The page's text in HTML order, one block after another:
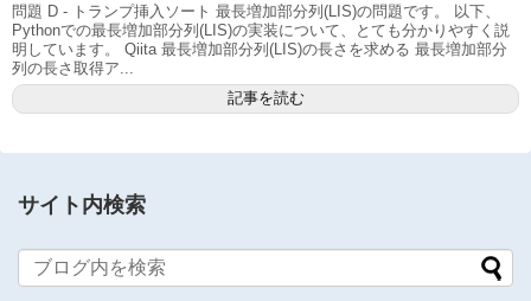
問題 D - トランプ挿入ソート 最長増加部分列(LIS)の問題です。 以下、
Pythonでの最長増加部分列(LIS)の実装について、とても分かりやすく説
明しています。 Qiita 最長増加部分列(LIS)の長さを求める 最長増加部分
列の長さ取得ア...
記事を読む
サイト内検索